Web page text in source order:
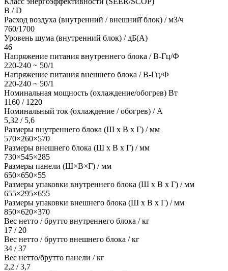
B / D
Расход воздуха (внутренний / внешний̆ блок) / м3/ч
760/1700
Уровень шума (внутренний блок) / дБ(А)
46
Напряжение питания внутреннего блока / В-Гц/Ф
220-240 ~ 50/1
Напряжение питания внешнего блока / В-Гц/Ф
220-240 ~ 50/1
Номинальная мощность (охлаждение/обогрев) Вт
1160 / 1220
Номинальный ток (охлаждение / обогрев) / A
5,32 / 5,6
Размеры внутреннего блока (Ш х В х Г) / мм
570×260×570
Размеры внешнего блока (Ш х В х Г) / мм
730×545×285
Размеры панели (Ш×В×Г) / мм
650×650×55
Размеры упаковки внутреннего блока (Ш х В х Г) / мм
655×295×655
Размеры упаковки внешнего блока (Ш х В х Г) / мм
850×620×370
Вес нетто / брутто внутреннего блока / кг
17 / 20
Вес нетто / брутто внешнего блока / кг
34 / 37
Вес нетто/брутто панели / кг
2,2 / 3,7